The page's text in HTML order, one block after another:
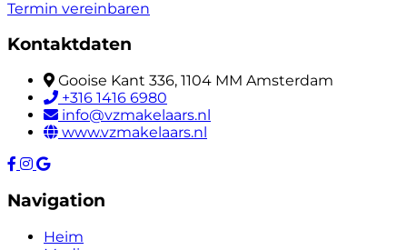
Termin vereinbaren
Kontaktdaten
Gooise Kant 336, 1104 MM Amsterdam
+316 1416 6980
info@vzmakelaars.nl
www.vzmakelaars.nl
Navigation
Heim